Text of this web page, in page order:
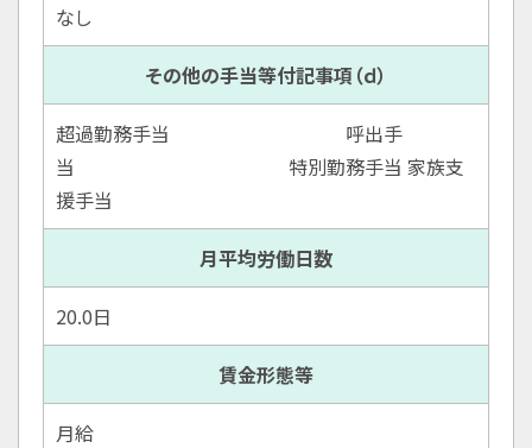
なし
その他の手当等付記事項（ｄ）
超過勤務手当 呼出手
当 特別勤務手当 家族支
援手当
月平均労働日数
20.0日
賃金形態等
月給